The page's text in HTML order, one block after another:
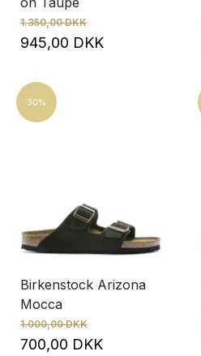
1.350,00 DKK
945,00 DKK
30%
Birkenstock Arizona
Mocca
1.000,00 DKK
700,00 DKK